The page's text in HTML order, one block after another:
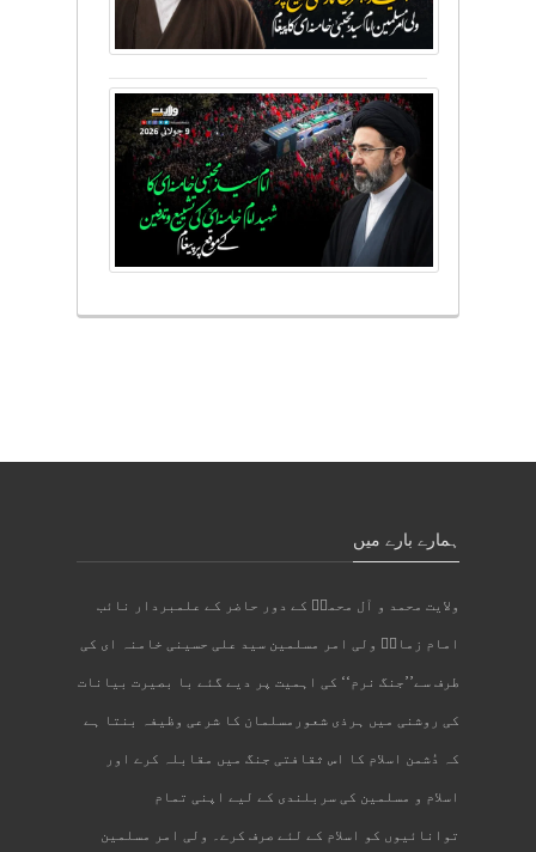
ہمارے بارے میں
ولایت محمد و آل محمدؐ کے دور حاضر کے علمبردار نائب
امام زمانؑ ولی امر مسلمین سید علی حسینی خامنہ ای کی
طرف سے’’جنگ نرم‘‘ کی اہمیت پر دیے گئے با بصیرت بیانات
کی روشنی میں ہرذی شعورمسلمان کا شرعی وظیفہ بنتا ہے
کہ دُشمن اسلام کا اس ثقافتی جنگ میں مقابلہ کرے اور
اسلام و مسلمین کی سربلندی کے لیے اپنی تمام
توانائیوں کو اسلام کے لئے صرف کرے۔ ولی امر مسلمین